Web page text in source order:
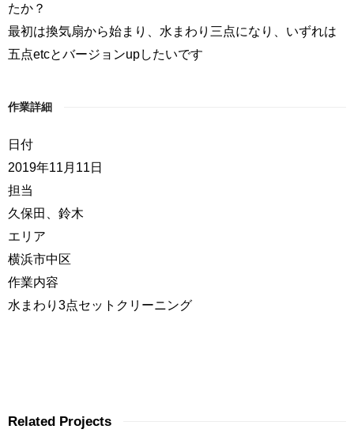
たか？
最初は換気扇から始まり、水まわり三点になり、いずれは
五点etcとバージョンupしたいです
作業詳細
日付
2019年11月11日
担当
久保田、鈴木
エリア
横浜市中区
作業内容
水まわり3点セットクリーニング
Related Projects